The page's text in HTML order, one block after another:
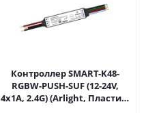
Контроллер SMART-K48-
RGBW-PUSH-SUF (12-24V,
4x1A, 2.4G) (Arlight, Пластик)